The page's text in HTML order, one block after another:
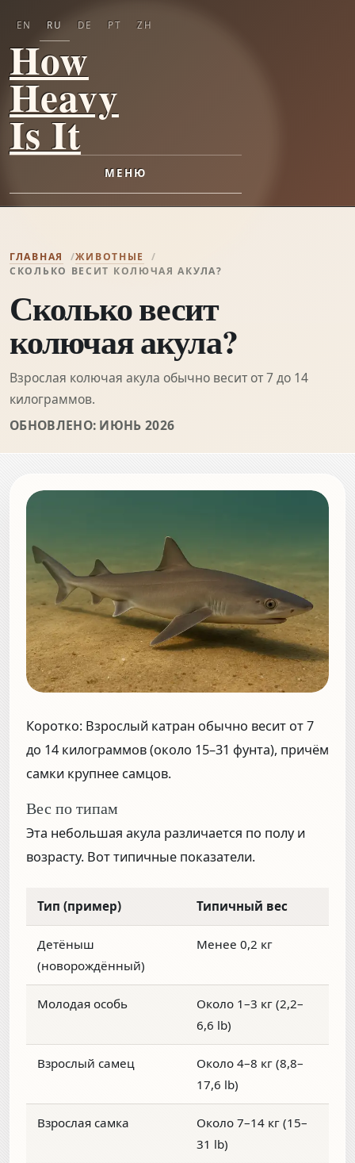
How
Heavy
Is It
МЕНЮ
EN RU DE PT ZH
ГЛАВНАЯ
ЖИВОТНЫЕ
СКОЛЬКО ВЕСИТ КОЛЮЧАЯ АКУЛА?
Сколько весит
колючая акула?
Взрослая колючая акула обычно весит от 7 до 14
килограммов.
ОБНОВЛЕНО: ИЮНЬ 2026
Коротко: Взрослый катран обычно весит от7
до 14 килограммов (около 15–31 фунта), причём
самки крупнее самцов.
Вес по типам
Эта небольшая акула различается по полу и
возрасту. Вот типичные показатели.
Тип (пример) Типичный вес
Детёныш
(новорождённый)
Менее 0,2 кг
Молодая особь
Около 1–3 кг (2,2–
6,6 lb)
Взрослый самец
Около 4–8 кг (8,8–
17,6 lb)
Взрослая самка
Около 7–14 кг (15–
31 lb)